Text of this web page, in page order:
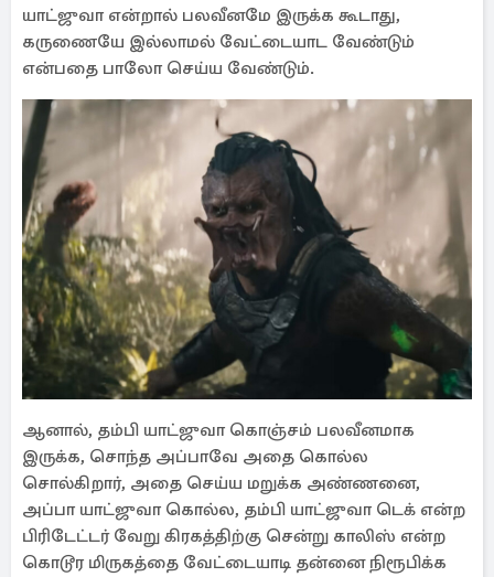
யாட்ஜுவா என்றால் பலவீனமே இருக்க கூடாது,
கருணையே இல்லாமல் வேட்டையாட வேண்டும்
என்பதை பாலோ செய்ய வேண்டும்.
ஆனால், தம்பி யாட்ஜுவா கொஞ்சம் பலவீனமாக
இருக்க, சொந்த அப்பாவே அதை கொல்ல
சொல்கிறார், அதை செய்ய மறுக்க அண்ணனை,
அப்பா யாட்ஜுவா கொல்ல, தம்பி யாட்ஜுவா டெக் என்ற
பிரிடேட்டர் வேறு கிரகத்திற்கு சென்று காலிஸ் என்ற
கொடூர மிருகத்தை வேட்டையாடி தன்னை நிரூபிக்க